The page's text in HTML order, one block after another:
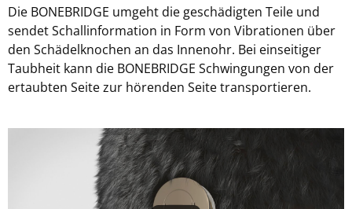
Die BONEBRIDGE umgeht die geschädigten Teile und
sendet Schallinformation in Form von Vibrationen über
den Schädelknochen an das Innenohr. Bei einseitiger
Taubheit kann die BONEBRIDGE Schwingungen von der
ertaubten Seite zur hörenden Seite transportieren.